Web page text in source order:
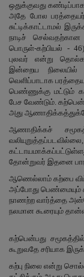
ஒதுக்குவது
அதே போல
சுட்டிக்காட்டாமல்
நாடிச்
பொருள்-கற்பியல் -
புலவர் என்று
இன்றைய நிலையில்
வெளிப்பாடாக
பெண்ணுக்கு மட்டும்
பேச வேண்டும்.
அது
ஆணாதிக்கச்
தோன்றுவர் இதனை
ஆணெல்லாம் கற்பை
அப்போது பெண்மையும்
நாணற்ற வார்த்தை
நலமான கூரையும்
கற்பென்பது
கூறுவதே சரியாக
கற்பு நிலை என்று